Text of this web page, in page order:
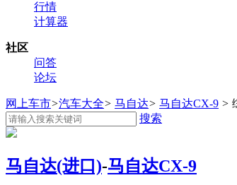
行情
计算器
社区
问答
论坛
网上车市>汽车大全> 马自达> 马自达CX-9 >
搜索
马自达(进口)-马自达CX-9